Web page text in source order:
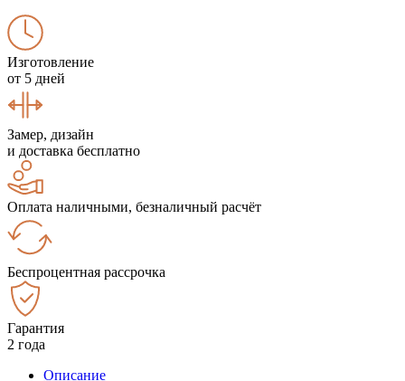
Изготовление
от 5 дней
Замер, дизайн
и доставка бесплатно
Оплата наличными, безналичный расчёт
Беспроцентная рассрочка
Гарантия
2 года
Описание